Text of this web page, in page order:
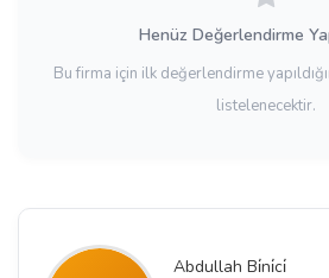
Abdullah Bi̇ni̇ci̇
Henüz Değerlendirme
Bu firma için ilk değerlendirme
listelenecektir.